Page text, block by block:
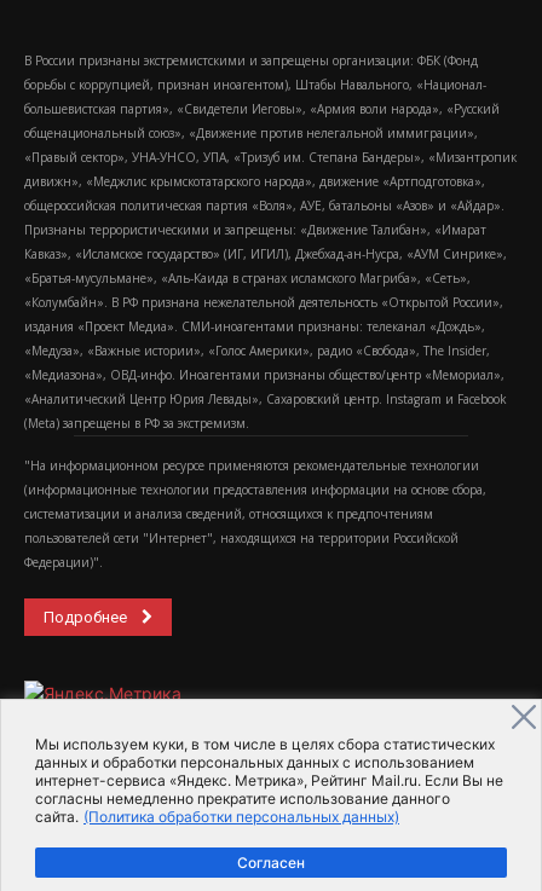
Мы используем куки, в том числе в целях сбора статистических
данных и обработки персональных данных с использованием
интернет-сервиса «Яндекс. Метрика», Рейтинг Mail.ru. Если Вы не
согласны немедленно прекратите использование данного
сайта. (Политика обработки персональных данных)
Согласен
В России признаны экстремистскими и запрещены организации: ФБК (Фонд
борьбы с коррупцией, признан иноагентом), Штабы Навального, «Национал-
большевистская партия», «Свидетели Иеговы», «Армия воли народа», «Русский
общенациональный союз», «Движение против нелегальной иммиграции»,
«Правый сектор», УНА-УНСО, УПА, «Тризуб им. Степана Бандеры», «Мизантропик
дивижн», «Меджлис крымскотатарского народа», движение «Артподготовка»,
общероссийская политическая партия «Воля», АУЕ, батальоны «Азов» и «Айдар».
Признаны террористическими и запрещены: «Движение Талибан», «Имарат
Кавказ», «Исламское государство» (ИГ, ИГИЛ), Джебхад-ан-Нусра, «АУМ Синрике»,
«Братья-мусульмане», «Аль-Каида в странах исламского Магриба», «Сеть»,
«Колумбайн». В РФ признана нежелательной деятельность «Открытой России»,
издания «Проект Медиа». СМИ-иноагентами признаны: телеканал «Дождь»,
«Медуза», «Важные истории», «Голос Америки», радио «Свобода», The Insider,
«Медиазона», ОВД-инфо. Иноагентами признаны общество/центр «Мемориал»,
«Аналитический Центр Юрия Левады», Сахаровский центр. Instagram и Facebook
(Metа) запрещены в РФ за экстремизм.
"На информационном ресурсе применяются рекомендательные технологии
(информационные технологии предоставления информации на основе сбора,
систематизации и анализа сведений, относящихся к предпочтениям
пользователей сети "Интернет", находящихся на территории Российской
Федерации)".
Подробнее
2015-2026- Информационное агентство МедиаПоток
Для справки Об издании
Пользовательское соглашение
Политика обработки персональных данных